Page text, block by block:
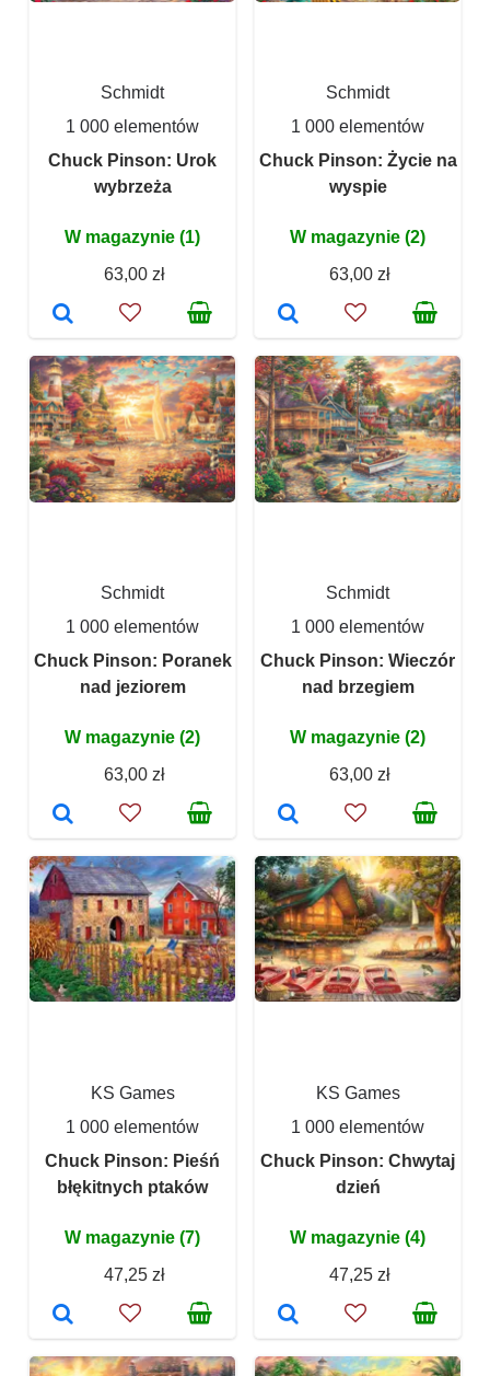
Schmidt
1 000 elementów
Chuck Pinson: Urok
wybrzeża
W magazynie (1)
63,00 zł
Schmidt
1 000 elementów
Chuck Pinson: Życie na
wyspie
W magazynie (2)
63,00 zł
Schmidt
1 000 elementów
Chuck Pinson: Poranek
nad jeziorem
W magazynie (2)
63,00 zł
Schmidt
1 000 elementów
Chuck Pinson: Wieczór
nad brzegiem
W magazynie (2)
63,00 zł
KS Games
1 000 elementów
Chuck Pinson: Pieśń
błękitnych ptaków
W magazynie (7)
47,25 zł
KS Games
1 000 elementów
Chuck Pinson: Chwytaj
dzień
W magazynie (4)
47,25 zł